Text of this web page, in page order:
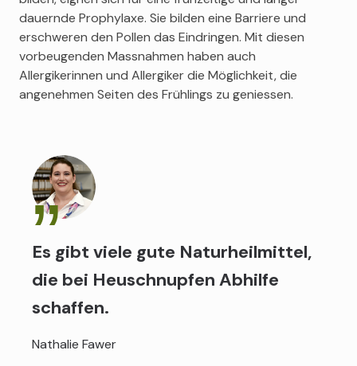
dauernde Prophylaxe. Sie bilden eine Barriere und
erschweren den Pollen das Eindringen. Mit diesen
vorbeugenden Massnahmen haben auch
Allergikerinnen und Allergiker die Möglichkeit, die
angenehmen Seiten des Frühlings zu geniessen.
Es gibt viele gute Naturheilmittel,
die bei Heuschnupfen Abhilfe
schaffen.
Nathalie Fawer